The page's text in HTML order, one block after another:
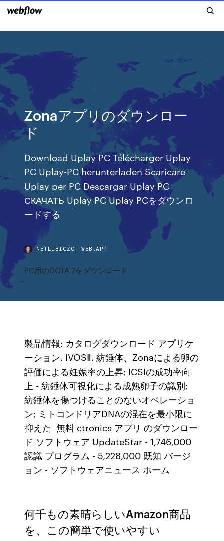
Zonaアプリのダウンロー
ド
Download Uplay PC Télécharger Uplay
PC Uplay-PC herunterladen Scaricare
Uplay per PC Descargar Uplay PC
СКАЧАТЬ Uplay PC Uplay PCをダウンロ
ードする
NETLIBIQZCF.WEB.APP
PC用のDOTA 2をダウンロード
製品情報; カタログダウンロード アプリケ
ーション. IVOSⅡ. 紡錘体、Zonaによる卵の
評価による妊娠率の上昇; ICSIの成功率向
上 - 紡錘体可視化による成熟卵子の識別;
紡錘体を傷つけることのないオペレーショ
ン; ミトコンドリアDNAの混在を最小限に
抑えた 無料 ctronics アプリ のダウンロー
ド ソフトウェア UpdateStar - 1,746,000
認識 プログラム - 5,228,000 既知 バージ
ョン - ソフトウェアニュース ホーム
何千もの素晴らしいAmazon商品
を、この簡単で使いやすい